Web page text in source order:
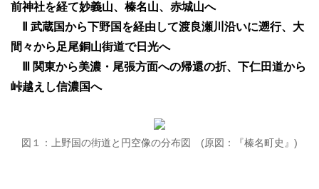
前神社を経て妙義山、榛名山、赤城山へ
Ⅱ 武蔵国から下野国を経由して渡良瀬川沿いに遡行、大
間々から足尾銅山街道で日光へ
Ⅲ 関東から美濃・尾張方面への帰還の折、下仁田道から
峠越えし信濃国へ
図１：上野国の街道と円空像の分布図 (原図：『榛名町史』)